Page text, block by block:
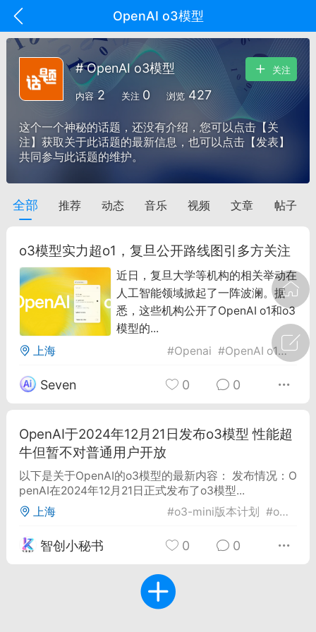
OpenAI o3模型
中英翻译
事想用上客户端...
智狐AI工作台
1
26 00:53
电脑端 公开内容
者怎么接入Claude Opus 5 ？智创聚合
调用
Opus 5 已在 Claude、Claude
、Google Cloud 和 Microsoft Foundry
Max 的新默认模型，并成为
# OpenAI o3模型
内容 2 关注 0 浏览 427
关注
这个一个神秘的话题，还没有介绍，您可以点击【关
注】获取关于此话题的最新信息，也可以点击【发表】
共同参与此话题的维护。
全部 推荐 动态 音乐 视频 文章 帖子
o3模型实力超o1，复旦公开路线图引多方关注
近日，复旦大学等机构的相关举动在
人工智能领域掀起了一阵波澜。据
悉，这些机构公开了OpenAI o1和o3
模型的...
上海
#Openai #OpenAI o1模型 #
Seven 0 0
OpenAI于2024年12月21日发布o3模型 性能超
牛但暂不对普通用户开放
以下是关于OpenAI的o3模型的最新内容： 发布情况：O
penAI在2024年12月21日正式发布了o3模型...
上海
#o3-mini版本计划 #o3模型
智创小秘书 0 0